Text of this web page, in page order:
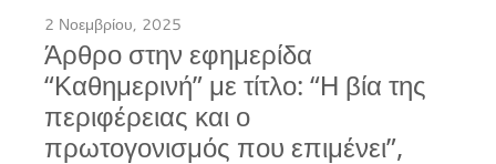
2 Νοεμβρίου, 2025
Άρθρο στην εφημερίδα
“Καθημερινή” με τίτλο: “Η βία της
περιφέρειας και ο
πρωτογονισμός που επιμένει”,